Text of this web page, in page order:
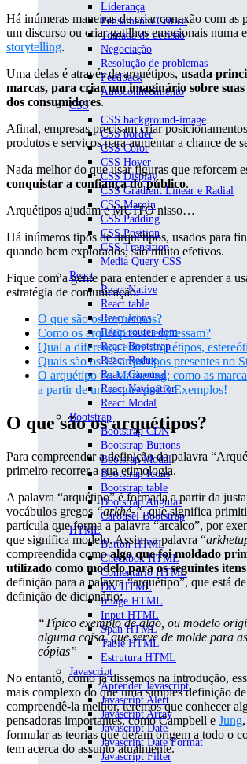
Liderança
Pensamento Crítico
Tomada de decisão
Negociação
Resolução de problemas
Feedback
Autoconhecimento
CSS
CSS background-image
CSS border
CSS Color
CSS Hover
CSS Display
CSS Gradient Linear e Radial
CSS Margin
CSS Padding
CSS Position
CSS Transition
Media Query CSS
React
React Native
React table
React icons
React router dom
React Bootstrap
React Redux
React Carousel
React Navigation
React Modal
Bootstrap
Bootstrap CDN
Bootstrap Buttons
Bootsrap Modal
Bootstrap Icons
Bootstrap table
Bootstrap Angular
Carousel Bootstrap
HTML
Button HTML
Checkbox HTML
Comentário HTML
Div HTML
Image HTML
Input HTML
Span HTML
Table HTML
Estrutura HTML
Javascript
Aprender Javascript
Javascript Alert
Javascript Array
Javascript Date
Javascript Date Format
Javascript Filter
Há inúmeras maneiras de criar conexão com as
um discurso ou criar gatilhos emocionais numa
storytelling.
Uma delas é através de arquétipos, usada
marcas, para criar um imaginário sobre suas
dos consumidores.
Afinal, empresas precisam criar
produtos e serviços para aumentar a chance de
Nada melhor do que usar figuras que reforcem
conquistar a confiança do público.
Arquétipos ajudam e MUITO nisso…
Há inúmeros tipos de arquétipos, usados para
quando bem explorados, são muito efetivos.
Fique com a gente para entender e aprender a
estratégia de comunicação.
O que são os arquétipos?
Como os arquétipos se expressam?
Qual a diferença entre arquétipos,
Quais são os 12 arquétipos presentes no
O arquétipo no Marketing: como as
a partir de um arquétipo? 3 Exemplos!
O que são os arquétipos?
Para compreender a definição da palavra
primeiro recorrer a sua etimologia.
A palavra “arquétipo” é formada a partir da
vocábulos gregos “arkhé-“,que significa
partícula que forma a palavra “arcaico”, por
que significa modelo. Assim, a palavra “
compreendida comoalgo que foi moldado
utilizado como modelo para os seguintes itens
definição para a palavra “arquétipo”, que está
definição de dicionário:
“Típico exemplo de algo, ou modelo
alguma coisa, que serve de molde para
cópias”
No entanto, como já dissemos na introdução,
mais complexo do que uma simples definição
compreendê-la melhor, teremos que conhecer
pensadoras importantes, como Campbell e Jung
formular as teorias que deram origem a todo o
tem acerca do assunto atualmente.